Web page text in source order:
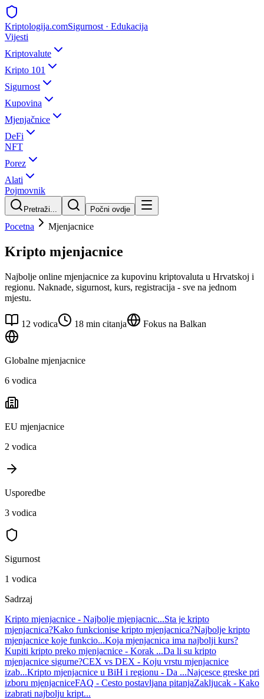
Kriptologija.comSigurnost · Edukacija
Vijesti
Kriptovalute
Kripto 101
Sigurnost
Kupovina
Mjenjačnice
DeFi
NFT
Porez
Alati
Pojmovnik
Pretraži... Počni ovdje
Pocetna Mjenjacnice
Kripto mjenjacnice
Najbolje online mjenjacnice za kupovinu kriptovaluta u Hrvatskoj i
regionu. Naknade, sigurnost, kurs, registracija - sve na jednom
mjestu.
12 vodica 18 min citanja Fokus na Balkan
Globalne mjenjacnice
6 vodica
EU mjenjacnice
2 vodica
Usporedbe
3 vodica
Sigurnost
1 vodica
Sadrzaj
Kripto mjenjacnice - Najbolje mjenjacnic...Sta je kripto
mjenjacnica?Kako funkcionise kripto mjenjacnica?Najbolje kripto
mjenjacnice koje funkcio...Koja mjenjacnica ima najbolji kurs?
Kupiti kripto preko mjenjacnice - Korak ...Da li su kripto
mjenjacnice sigurne?CEX vs DEX - Koju vrstu mjenjacnice
izab...Kripto mjenjacnice u BiH i regionu - Da ...Najcesce greske pri
izboru mjenjacniceFAQ - Cesto postavljana pitanjaZakljucak - Kako
izabrati najbolju kript...